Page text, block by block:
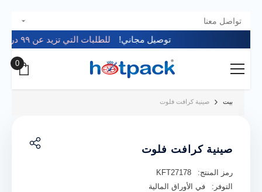
تخطي إلى المحتوى
تواصل معنا
توصيل مجاني!
للطلبات التي تزيد عن ٩٩ درهم 🚚
0
0
بيت صينية كرافت فلوت
صينية كرافت فلوت
رمز المنتج:
KFT27178
التوفر:
في الأوراق المالية